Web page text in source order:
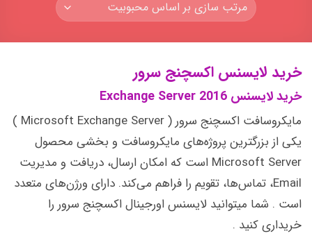
خرید لایسنس اکسچنج سرور
خرید لایسنس Exchange Server 2016
مایکروسافت اکسچنج سرور ( Microsoft Exchange Server )
یکی از بزرگترین پروژه‌های مایکروسافت و بخشی محصول
Microsoft Server است که امکان ارسال، دریافت و مدیریت
Email، تماس‌ها، تقویم را فراهم می‌کند. دارای ورژن‌های متعدد
است . شما میتوانید لایسنس اورجینال اکسچنج سرور را
خریداری کنید .